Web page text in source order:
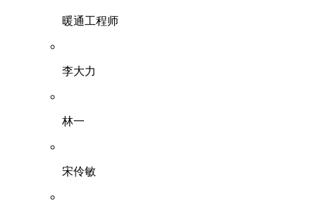
暖通工程师
李大力
林一
宋伶敏